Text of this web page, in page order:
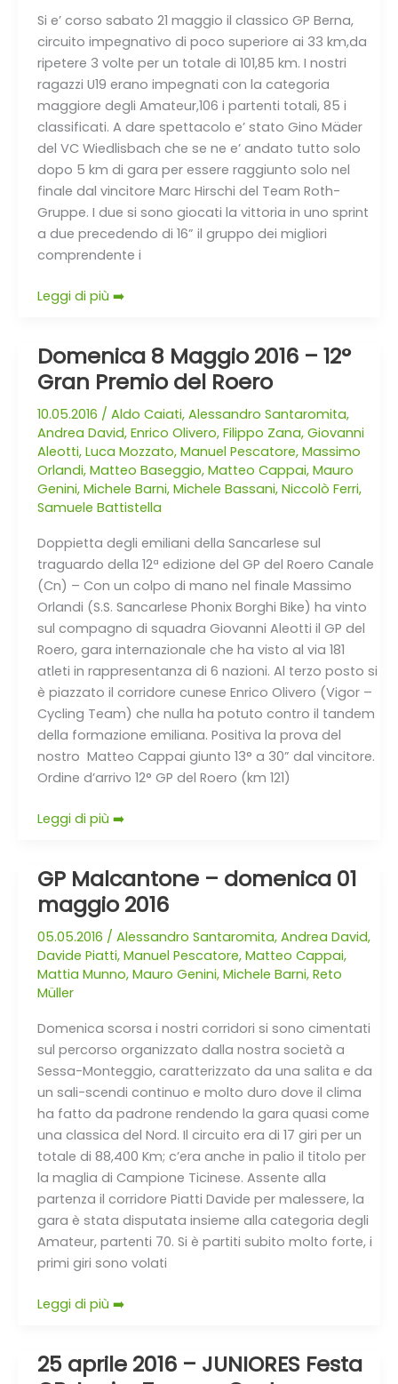
Si e’ corso sabato 21 maggio il classico GP Berna,
circuito impegnativo di poco superiore ai 33 km,da
ripetere 3 volte per un totale di 101,85 km. I nostri
ragazzi U19 erano impegnati con la categoria
maggiore degli Amateur,106 i partenti totali, 85 i
classificati. A dare spettacolo e’ stato Gino Mäder
del VC Wiedlisbach che se ne e’ andato tutto solo
dopo 5 km di gara per essere raggiunto solo nel
finale dal vincitore Marc Hirschi del Team Roth-
Gruppe. I due si sono giocati la vittoria in uno sprint
a due precedendo di 16” il gruppo dei migliori
comprendente i
Leggi di più ➡️
Domenica 8 Maggio 2016 – 12°
Gran Premio del Roero
10.05.2016 / Aldo Caiati, Alessandro Santaromita,
Andrea David, Enrico Olivero, Filippo Zana, Giovanni
Aleotti, Luca Mozzato, Manuel Pescatore, Massimo
Orlandi, Matteo Baseggio, Matteo Cappai, Mauro
Genini, Michele Barni, Michele Bassani, Niccolò Ferri,
Samuele Battistella
Doppietta degli emiliani della Sancarlese sul
traguardo della 12ª edizione del GP del Roero Canale
(Cn) – Con un colpo di mano nel finale Massimo
Orlandi (S.S. Sancarlese Phonix Borghi Bike) ha vinto
sul compagno di squadra Giovanni Aleotti il GP del
Roero, gara internazionale che ha visto al via 181
atleti in rappresentanza di 6 nazioni. Al terzo posto si
è piazzato il corridore cunese Enrico Olivero (Vigor –
Cycling Team) che nulla ha potuto contro il tandem
della formazione emiliana. Positiva la prova del
nostro Matteo Cappai giunto 13° a 30” dal vincitore.
Ordine d’arrivo 12° GP del Roero (km 121)
Domenica
8
Maggio
2016
–
12°
Gran
Premio
Roero
Leggi di più ➡️
GP Malcantone – domenica 01
maggio 2016
05.05.2016 / Alessandro Santaromita, Andrea David,
Davide Piatti, Manuel Pescatore, Matteo Cappai,
Mattia Munno, Mauro Genini, Michele Barni, Reto
Müller
Domenica scorsa i nostri corridori si sono cimentati
sul percorso organizzato dalla nostra società a
Sessa-Monteggio, caratterizzato da una salita e da
un sali-scendi continuo e molto duro dove il clima
ha fatto da padrone rendendo la gara quasi come
una classica del Nord. Il circuito era di 17 giri per un
totale di 88,400 Km; c’era anche in palio il titolo per
la maglia di Campione Ticinese. Assente alla
partenza il corridore Piatti Davide per malessere, la
gara è stata disputata insieme alla categoria degli
Amateur, partenti 70. Si è partiti subito molto forte, i
primi giri sono volati
GP
Malcantone
–
domenica
01
maggio
2016
Leggi di più ➡️
25 aprile 2016 – JUNIORES Festa
25